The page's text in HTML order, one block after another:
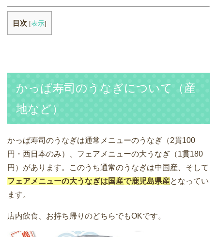
目次 [表示]
かっぱ寿司のうなぎについて（産
地など）
かっぱ寿司のうなぎは通常メニューのうなぎ（2貫100
円・西日本のみ）、フェアメニューの大うなぎ（1貫180
円）があります。このうち通常のうなぎは中国産、そして
フェアメニューの大うなぎは国産で鹿児島県産となってい
ます。
店内飲食、お持ち帰りのどちらでもOKです。